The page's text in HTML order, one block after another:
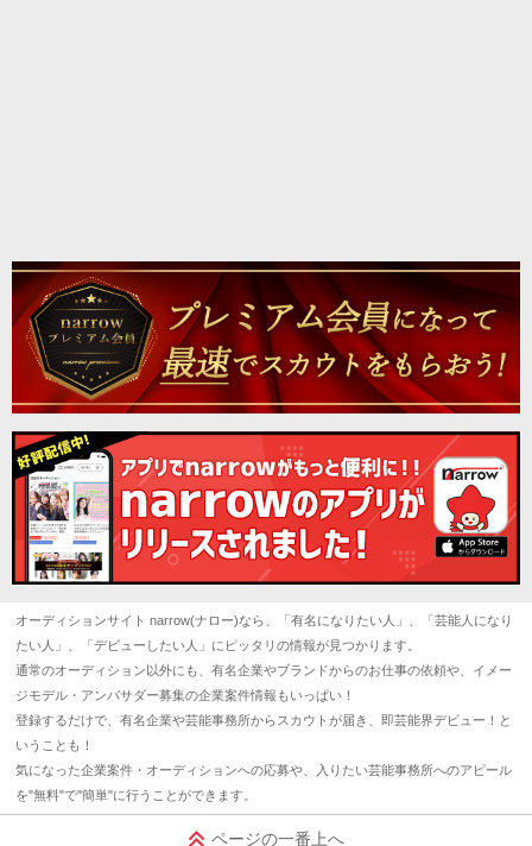
オーディションサイト narrow(ナロー)なら、「有名になりたい人」、「芸能人になり
たい人」、「デビューしたい人」にピッタリの情報が見つかります。
通常のオーディション以外にも、有名企業やブランドからのお仕事の依頼や、イメー
ジモデル・アンバサダー募集の企業案件情報もいっぱい！
登録するだけで、有名企業や芸能事務所からスカウトが届き、即芸能界デビュー！と
いうことも！
気になった企業案件・オーディションへの応募や、入りたい芸能事務所へのアピール
を"無料"で"簡単"に行うことができます。
ページの一番上へ